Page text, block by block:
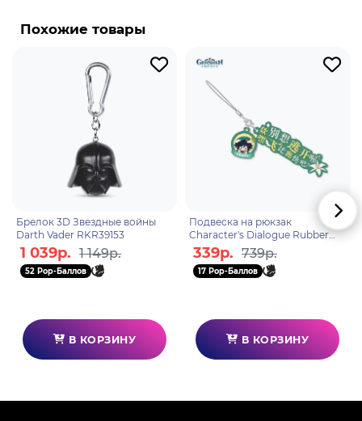
Син Цю - играбельный персонаж в "Genshin
характер, Син Цю жаждет приключений. Гидро
способности Син Цю позволяют персонажу не
только поражать свои цели мечами дождя, но и
блокировать сокрушительные атаки врагов.
Похожие товары
Брелок 3D Звездные войны
Darth Vader RKR39153
1 039р. 1 149р.
52 Pop-Баллов
В КОРЗИНУ
Подвеска на рюкзак
Character's Dialogue Rubber
Straps Venti 6974696614305
339р. 739р.
17 Pop-Баллов
В КОРЗИНУ